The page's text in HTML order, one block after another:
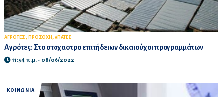
ΑΓΡΟΤΕΣ , ΠΡΟΣΟΧΗ , ΑΠΑΤΕΣ
Αγρότες: Στο στόχαστρο επιτήδειων δικαιούχοι προγραμμάτων
11:54 π.μ. - 08/06/2022
ΚΟΙΝΩΝΙΑ